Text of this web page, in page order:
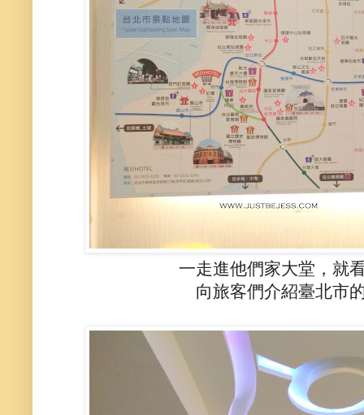
一走進他們家大堂，就
向旅客們介紹臺北市